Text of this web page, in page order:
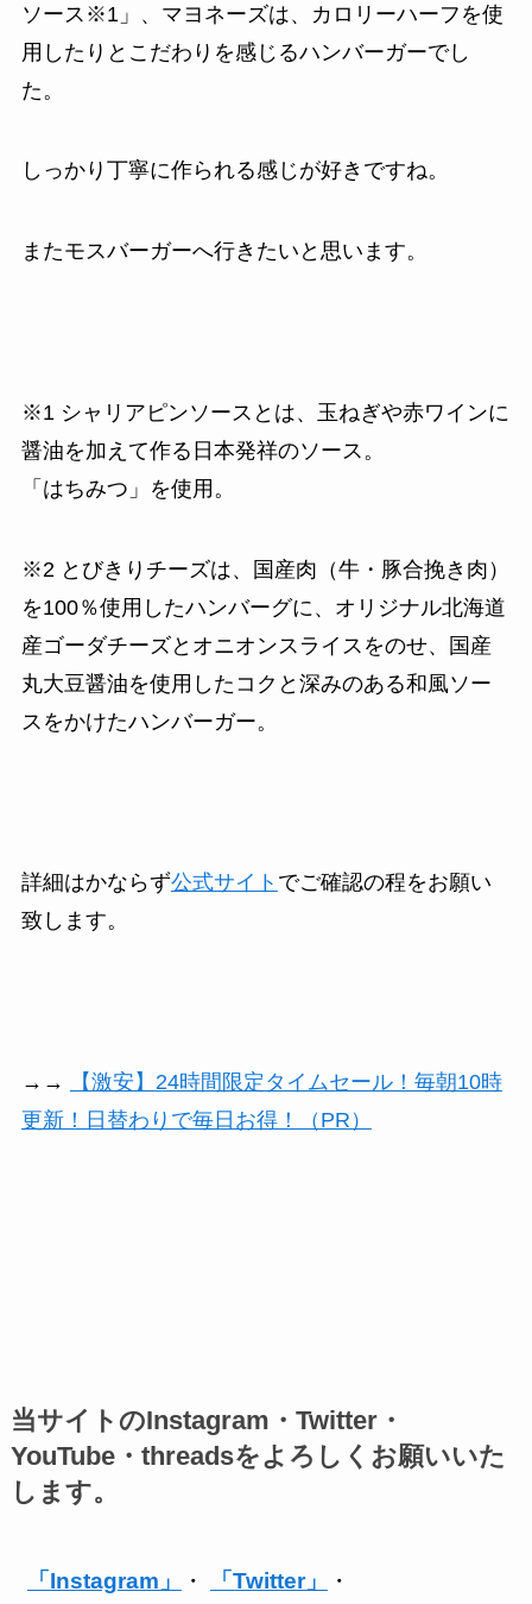
ソース※1」、マヨネーズは、カロリーハーフを使
用したりとこだわりを感じるハンバーガーでし
た。
しっかり丁寧に作られる感じが好きですね。
またモスバーガーへ行きたいと思います。
※1 シャリアピンソースとは、玉ねぎや赤ワインに
醤油を加えて作る日本発祥のソース。
「はちみつ」を使用。
※2 とびきりチーズは、国産肉（牛・豚合挽き肉）
を100％使用したハンバーグに、オリジナル北海道
産ゴーダチーズとオニオンスライスをのせ、国産
丸大豆醤油を使用したコクと深みのある和風ソー
スをかけたハンバーガー。
詳細はかならず公式サイト でご確認の程をお願い
致します。
→→
【激安】24時間限定タイムセール！毎朝10時
更新！日替わりで毎日お得！（PR）
当サイトのInstagram・Twitter・
YouTube・threadsをよろしくお願いいた
します。
「Instagram」 ・ 「Twitter」 ・